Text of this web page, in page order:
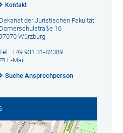
Kontakt
Dekanat der Juristischen Fakultät
Domerschulstraße 16
Würzburg
+49 931 31-82389
E-Mail
Suche Ansprechperson